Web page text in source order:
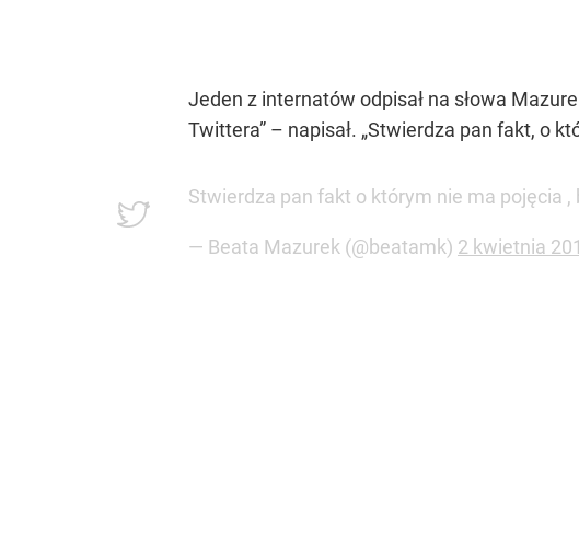
Jeden z internatów odpisał na słowa
Twittera” – napisał. „Stwierdza pan fakt, o
Stwierdza pan fakt o którym nie ma pojęcia
— Beata Mazurek (@beatamk) 2 kwietnia